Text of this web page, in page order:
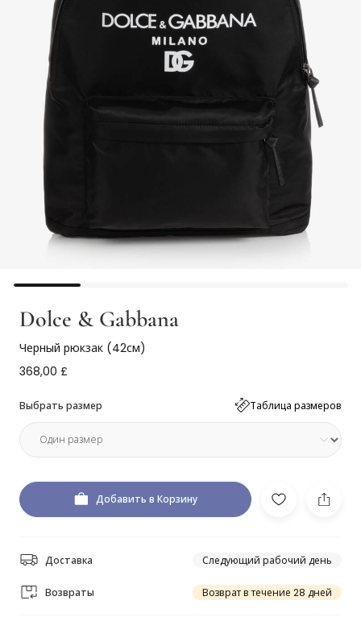
Dolce & Gabbana
Черный рюкзак (42см)
368,00 £
Выбрать размер Таблица размеров
Добавить в Корзину
Доставка Следующий рабочий день
Возвраты Возврат в течение 28 дней